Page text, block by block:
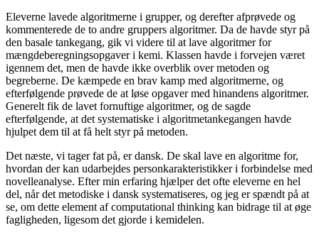
Eleverne lavede algoritmerne i grupper, og derefter afprøvede og
kommenterede de to andre gruppers algoritmer. Da de havde styr på
den basale tankegang, gik vi videre til at lave algoritmer for
mængdeberegningsopgaver i kemi. Klassen havde i forvejen været
igennem det, men de havde ikke overblik over metoden og
begreberne. De kæmpede en brav kamp med algoritmerne, og
efterfølgende prøvede de at løse opgaver med hinandens algoritmer.
Generelt fik de lavet fornuftige algoritmer, og de sagde
efterfølgende, at det systematiske i algoritmetankegangen havde
hjulpet dem til at få helt styr på metoden.
Det næste, vi tager fat på, er dansk. De skal lave en algoritme for,
hvordan der kan udarbejdes personkarakteristikker i forbindelse med
novelleanalyse. Efter min erfaring hjælper det ofte eleverne en hel
del, når det metodiske i dansk systematiseres, og jeg er spændt på at
se, om dette element af computational thinking kan bidrage til at øge
fagligheden, ligesom det gjorde i kemidelen.